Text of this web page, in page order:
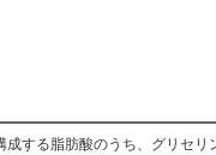
成する脂肪酸のうち、グリセ